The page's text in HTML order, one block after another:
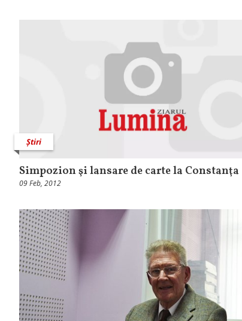
Știri
Simpozion şi lansare de carte la Constanţa
09 Feb, 2012